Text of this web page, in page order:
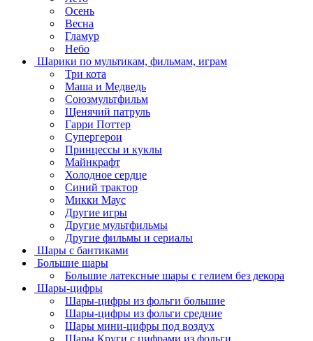
Осень
Весна
Гламур
Небо
Шарики по мультикам, фильмам, играм
Три кота
Маша и Медведь
Союзмультфильм
Щенячий патруль
Гарри Поттер
Супергерои
Принцессы и куклы
Майнкрафт
Холодное сердце
Синий трактор
Микки Маус
Другие игры
Другие мультфильмы
Другие фильмы и сериалы
Шары с бантиками
Большие шары
Большие латексные шары с гелием без декора
Шары-цифры
Шары-цифры из фольги большие
Шары-цифры из фольги средние
Шары мини-цифры под воздух
Шары Круги с цифрами из фольги